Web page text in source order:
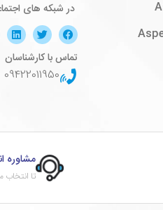
در شبکه های
تماس با کارشناسان
09422011950
مشاوره
تا انتخاب